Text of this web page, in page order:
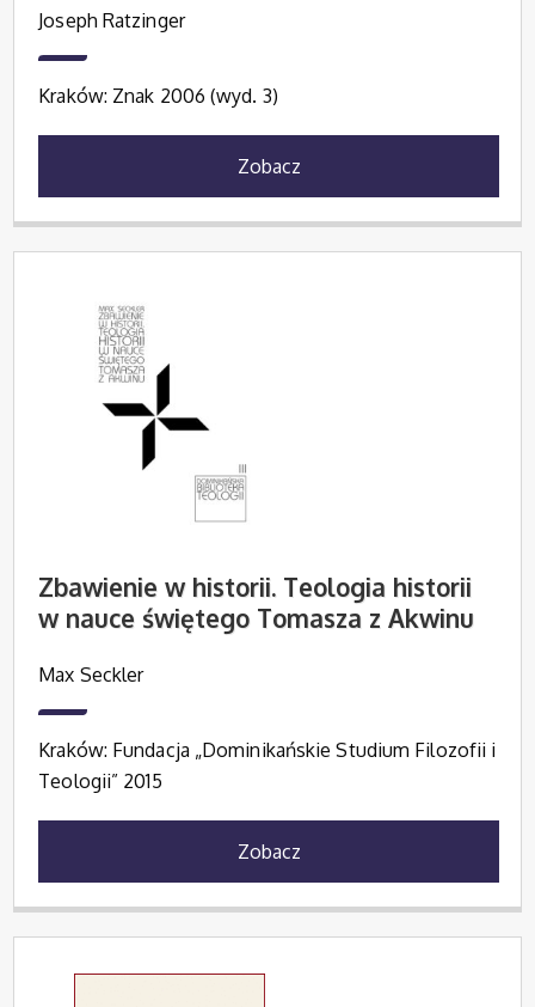
Joseph Ratzinger
Kraków: Znak 2006 (wyd. 3)
Zobacz
Zbawienie w historii. Teologia historii
w nauce świętego Tomasza z Akwinu
Max Seckler
Kraków: Fundacja „Dominikańskie Studium Filozofii i
Teologii” 2015
Zobacz